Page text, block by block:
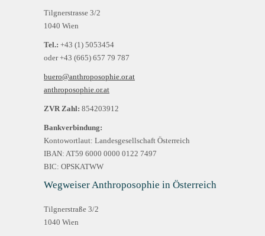
Tilgnerstrasse 3/2
1040 Wien
Tel.: +43 (1) 5053454
oder +43 (665) 657 79 787
buero@anthroposophie.or.at
anthroposophie.or.at
ZVR Zahl: 854203912
Bankverbindung:
Kontowortlaut: Landesgesellschaft Österreich
IBAN: AT59 6000 0000 0122 7497
BIC: OPSKATWW
Wegweiser Anthroposophie in Österreich
Tilgnerstraße 3/2
1040 Wien